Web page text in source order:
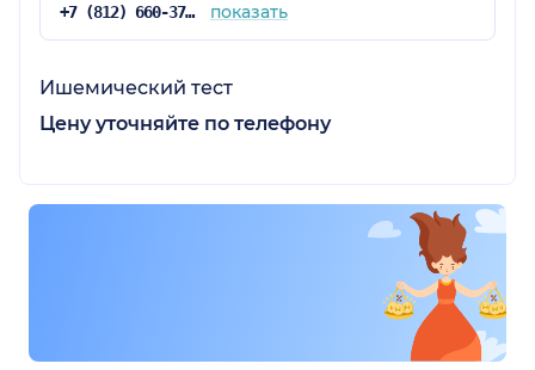
+7 (812) 660-37-06 показать
Ишемический тест
Цену уточняйте по телефону